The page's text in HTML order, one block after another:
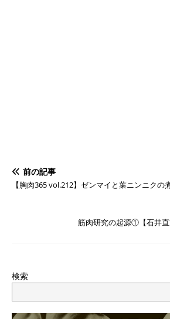
前の記事
【胸肉365 vol.212】ゼンマイと葉ニンニクの
筋肉研究の起源①【石井直
検索